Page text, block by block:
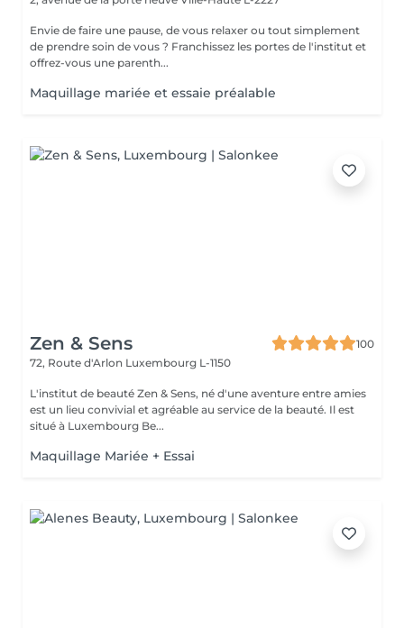
Envie de faire une pause, de vous relaxer ou tout simplement
de prendre soin de vous ? Franchissez les portes de l'institut et
offrez-vous une parenth...
Maquillage mariée et essaie préalable
Zen & Sens
100
72, Route d'Arlon Luxembourg L-1150
L'institut de beauté Zen & Sens, né d'une aventure entre amies
est un lieu convivial et agréable au service de la beauté. Il est
situé à Luxembourg Be...
Maquillage Mariée + Essai